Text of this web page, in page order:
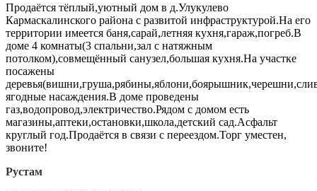
Продаётся тёплый,уютный дом в д.Улукулево
Кармаскалинского района с развитой инфраструктурой.На его
территории имеется баня,сарай,летняя кухня,гараж,погреб.В
доме 4 комнаты(3 спальни,зал с натяжным
потолком),совмещённый санузел,большая кухня.На участке
посажены
ягодные насаждения.В доме проведены
газ,водопровод,электричество.Рядом с домом есть
магазины,аптеки,остановки,школа,детский сад.Асфальт
круглый год.Продаётся в связи с переездом.Торг уместен,
звоните!
Рустам